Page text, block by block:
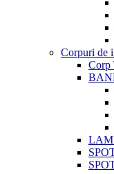
Corpuri de
Corp